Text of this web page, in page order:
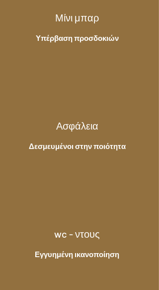
Μίνι μπαρ
Υπέρβαση προσδοκιών
Ασφάλεια
Δεσμευμένοι στην ποιότητα
wc - ντους
Εγγυημένη ικανοποίηση